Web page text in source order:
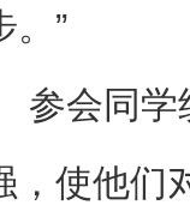
。”
参会同学
，使他们